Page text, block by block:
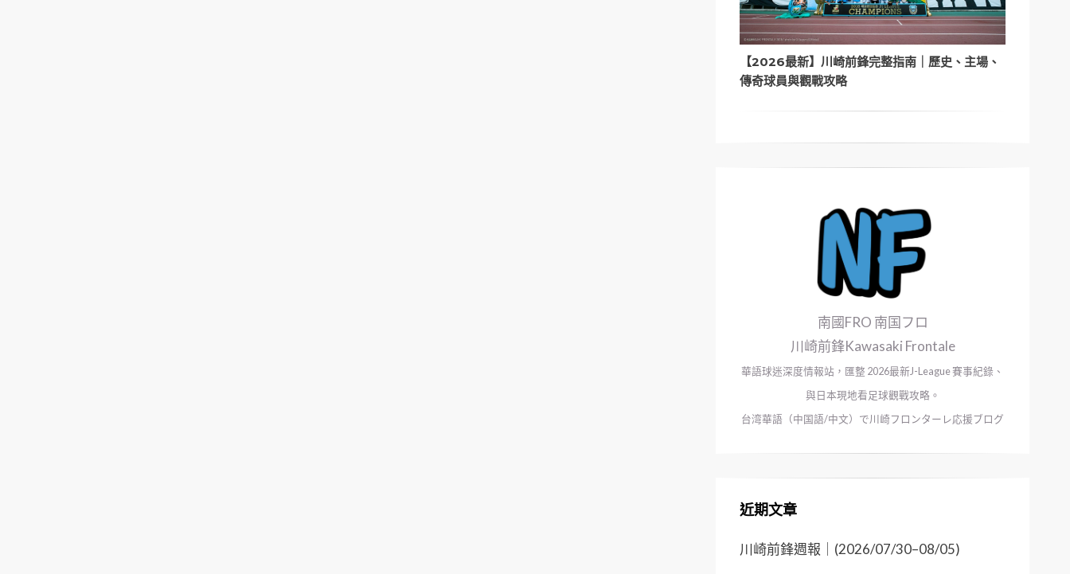
【2026最新】川崎前鋒完整指南｜歷史、主場、
傳奇球員與觀戰攻略
南國FRO 南国フロ
川崎前鋒Kawasaki Frontale
華語球迷深度情報站，匯整 2026最新J-League 賽事紀錄、
與日本現地看足球觀戰攻略。
台湾華語（中国語/中文）で川崎フロンターレ応援ブログ
近期文章
川崎前鋒週報｜(2026/07/30–08/05)